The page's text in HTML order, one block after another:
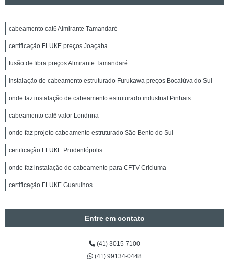
cabeamento cat6 Almirante Tamandaré
certificação FLUKE preços Joaçaba
fusão de fibra preços Almirante Tamandaré
instalação de cabeamento estruturado Furukawa preços Bocaiúva do Sul
onde faz instalação de cabeamento estruturado industrial Pinhais
cabeamento cat6 valor Londrina
onde faz projeto cabeamento estruturado São Bento do Sul
certificação FLUKE Prudentópolis
onde faz instalação de cabeamento para CFTV Criciuma
certificação FLUKE Guarulhos
Entre em contato
(41) 3015-7100
(41) 99134-0448